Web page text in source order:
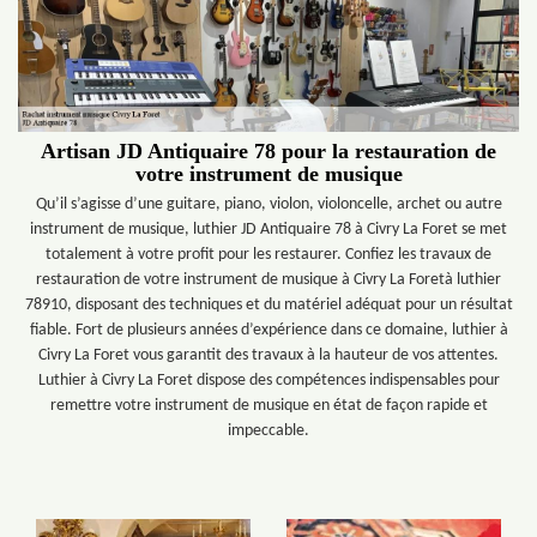
Artisan JD Antiquaire 78 pour la restauration de
votre instrument de musique
Qu’il s’agisse d’une guitare, piano, violon, violoncelle, archet ou autre
instrument de musique, luthier JD Antiquaire 78 à Civry La Foret se met
totalement à votre profit pour les restaurer. Confiez les travaux de
restauration de votre instrument de musique à Civry La Foretà luthier
78910, disposant des techniques et du matériel adéquat pour un résultat
fiable. Fort de plusieurs années d’expérience dans ce domaine, luthier à
Civry La Foret vous garantit des travaux à la hauteur de vos attentes.
Luthier à Civry La Foret dispose des compétences indispensables pour
remettre votre instrument de musique en état de façon rapide et
impeccable.